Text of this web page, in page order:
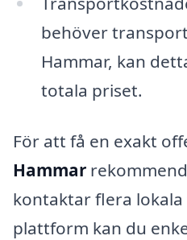
behöver
Hammar, kan
totala priset.
För att få en exakt
Hammar
kontaktar flera
plattform kan du